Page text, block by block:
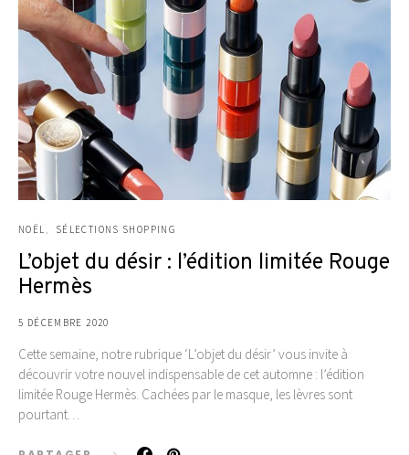
NOËL SÉLECTIONS SHOPPING
L’objet du désir : l’édition limitée Rouge
Hermès
5 DÉCEMBRE 2020
Cette semaine, notre rubrique ‘L’objet du désir’ vous invite à
découvrir votre nouvel indispensable de cet automne : l’édition
limitée Rouge Hermès. Cachées par le masque, les lèvres sont
pourtant…